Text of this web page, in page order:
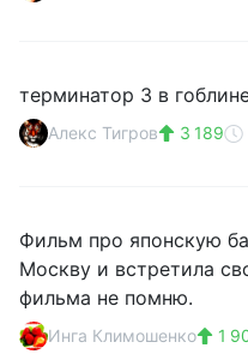
терминатор 3 в
Алекс Тигров 3 189
Фильм про японскую
Москву и встретила
фильма не помню.
Инга Климошенко 1